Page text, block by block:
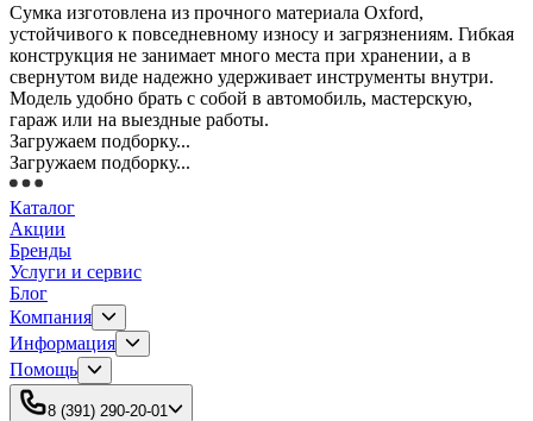
Сумка изготовлена из прочного материала Oxford,
устойчивого к повседневному износу и загрязнениям. Гибкая
конструкция не занимает много места при хранении, а в
свернутом виде надежно удерживает инструменты внутри.
Модель удобно брать с собой в автомобиль, мастерскую,
гараж или на выездные работы.
Загружаем подборку...
Загружаем подборку...
Каталог
Акции
Бренды
Услуги и сервис
Блог
Компания
Информация
Помощь
8 (391) 290-20-01